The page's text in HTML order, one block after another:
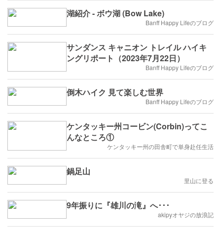
湖紹介 - ボウ湖 (Bow Lake)
Banff Happy Lifeのブログ
サンダンス キャニオン トレイル ハイキ
ングリポート（2023年7月22日）
Banff Happy Lifeのブログ
倒木ハイク 見て楽しむ世界
Banff Happy Lifeのブログ
ケンタッキー州コービン(Corbin)ってこ
んなところ①
ケンタッキー州の田舎町で単身赴任生活
鍋足山
里山に登る
9年振りに『雄川の滝』へ･･･
akipyオヤジの放浪記